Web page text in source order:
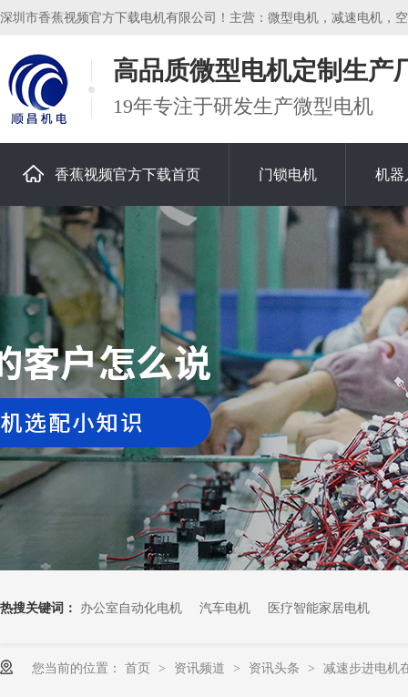
深圳市香蕉视频官方下载电机有限公司！主营：微型电机，减速电机，
高品质微型电机定制生产
19年专注于研发生产微型电机
香蕉视频官方下载首页 门锁电机 机器
关于香蕉视频官方下载
热搜关键词： 办公室自动化电机 汽车电机 医疗智能家居电机
您当前的位置： 首页 > 资讯频道 > 资讯头条 > 减速步进电机